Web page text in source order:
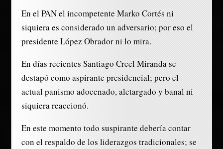
En el PAN el incompetente Marko Cortés ni
siquiera es considerado un adversario; por eso el
presidente López Obrador ni lo mira.
En días recientes Santiago Creel Miranda se
destapó como aspirante presidencial; pero el
actual panismo adocenado, aletargado y banal ni
siquiera reaccionó.
En este momento todo suspirante debería contar
con el respaldo de los liderazgos tradicionales; se